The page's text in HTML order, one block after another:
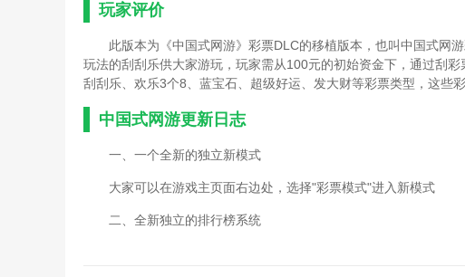
玩家评价
此版本为《中国式网游》彩票DLC的移植版本，也叫中国式网
玩法的刮刮乐供大家游玩，玩家需从100元的初始资金下，通过刮
刮刮乐、欢乐3个8、蓝宝石、超级好运、发大财等彩票类型，这些彩
中国式网游更新日志
一、一个全新的独立新模式
大家可以在游戏主页面右边处，选择"彩票模式"进入新模式
二、全新独立的排行榜系统